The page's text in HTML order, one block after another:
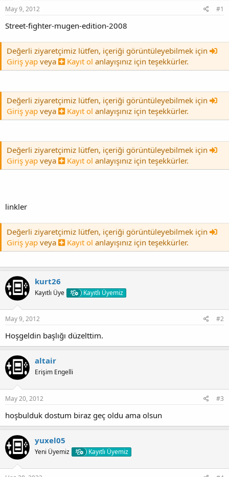
May 9, 2012 #1
Street-fighter-mugen-edition-2008
Değerli ziyaretçimiz lütfen, içeriği görüntüleyebilmek için
Giriş yap veya Kayıt ol anlayışınız için teşekkürler.
Değerli ziyaretçimiz lütfen, içeriği görüntüleyebilmek için
Giriş yap veya Kayıt ol anlayışınız için teşekkürler.
Değerli ziyaretçimiz lütfen, içeriği görüntüleyebilmek için
Giriş yap veya Kayıt ol anlayışınız için teşekkürler.
linkler
Değerli ziyaretçimiz lütfen, içeriği görüntüleyebilmek için
Giriş yap veya Kayıt ol anlayışınız için teşekkürler.
kurt26
Kayıtlı Üye Kayıtlı Üyemiz
May 9, 2012 #2
Hoşgeldin başlığı düzelttim.
altair
Erişim Engelli
May 20, 2012 #3
hoşbulduk dostum biraz geç oldu ama olsun
yuxel05
Yeni Üyemiz Kayıtlı Üyemiz